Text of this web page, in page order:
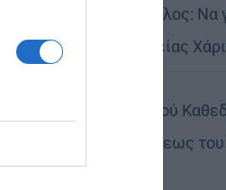
Κορίνθου Παύλος: Να
φωτός της Θείας
Πανήγυρη Ιερού
Μεταμορφώσεως